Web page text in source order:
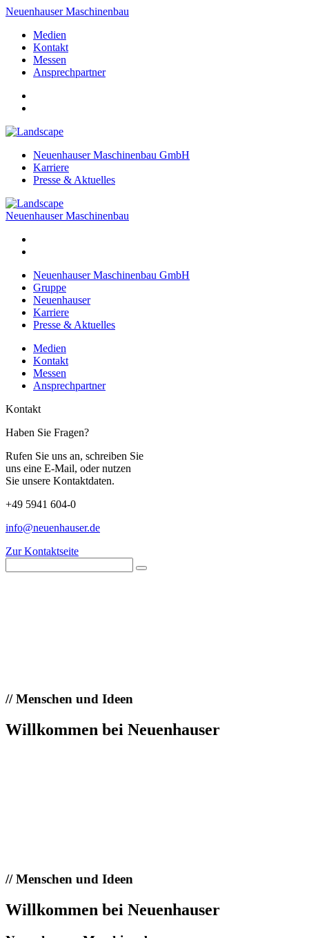
Neuenhauser Maschinenbau
Medien
Kontakt
Messen
Ansprechpartner
Neuenhauser Maschinenbau GmbH
Karriere
Presse & Aktuelles
Neuenhauser Maschinenbau
Neuenhauser Maschinenbau GmbH
Gruppe
Neuenhauser
Karriere
Presse & Aktuelles
Medien
Kontakt
Messen
Ansprechpartner
Kontakt
Haben Sie Fragen?
Rufen Sie uns an, schreiben Sie
uns eine E-Mail, oder nutzen
Sie unsere Kontaktdaten.
+49 5941 604-0
info@neuenhauser.de
Zur Kontaktseite
//Menschen und Ideen
Willkommen bei Neuenhauser
//Menschen und Ideen
Willkommen bei Neuenhauser